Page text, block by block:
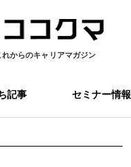
れからのキャリアマガジン
記事 セミナー情報